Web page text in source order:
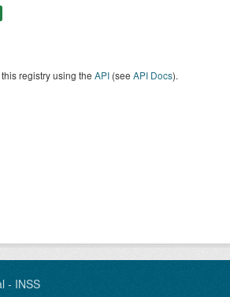
registry using the API (see API Docs).
- INSS